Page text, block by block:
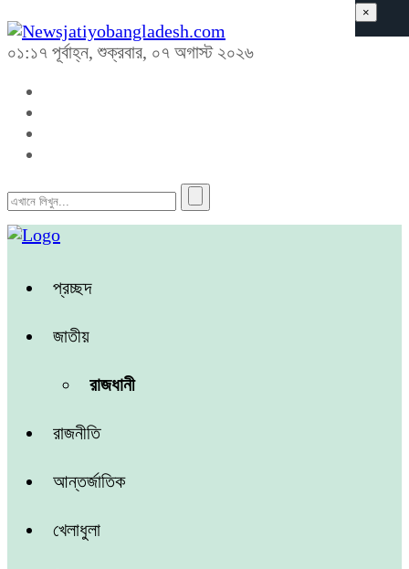
০১:১৭ পূর্বাহ্ন, শুক্রবার, ০৭ অগাস্ট ২০২৬
প্রচ্ছদ
জাতীয়
রাজধানী
রাজনীতি
আন্তর্জাতিক
খেলাধুলা
×